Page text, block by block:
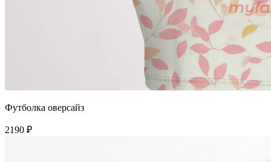
Футболка оверсайз
2190 ₽